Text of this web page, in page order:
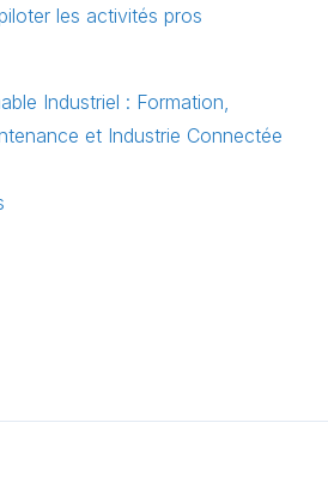
les activités pros
Industriel : Formation,
et Industrie Connectée